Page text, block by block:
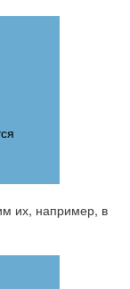
их, например, в